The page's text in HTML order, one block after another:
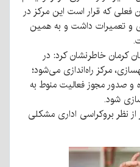
که قرار است این مرکز در
و تعمیرات داشت و به همین
کرمان خاطرنشان کرد: در
مرکز راه‌اندازی می‌شود؛
و صدور مجوز فعالیت منوط به
شود.
از نظر بروکراسی اداری مشکلی